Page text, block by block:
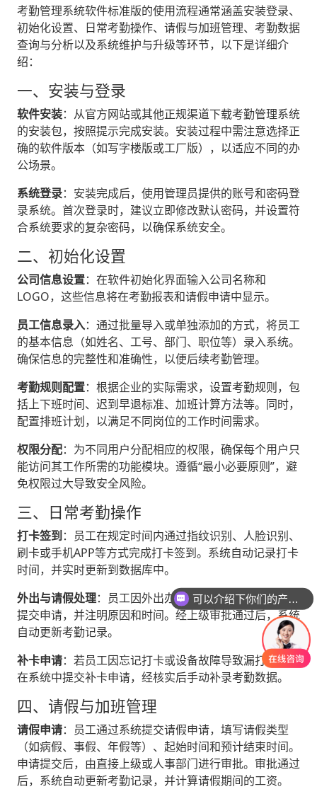
考勤管理系统软件标准版的使用流程通常涵盖安装登录、
初始化设置、日常考勤操作、请假与加班管理、考勤数据
查询与分析以及系统维护与升级等环节，以下是详细介
绍：
一、安装与登录
软件安装‌：从官方网站或其他正规渠道下载考勤管理系统
的安装包，按照提示完成安装。安装过程中需注意选择正
确的软件版本（如写字楼版或工厂版），以适应不同的办
公场景。
系统登录‌：安装完成后，使用管理员提供的账号和密码登
录系统。首次登录时，建议立即修改默认密码，并设置符
合系统要求的复杂密码，以确保系统安全。
二、初始化设置
公司信息设置‌：在软件初始化界面输入公司名称和
LOGO，这些信息将在考勤报表和请假申请中显示。
员工信息录入‌：通过批量导入或单独添加的方式，将员工
的基本信息（如姓名、工号、部门、职位等）录入系统。
确保信息的完整性和准确性，以便后续考勤管理。
考勤规则配置‌：根据企业的实际需求，设置考勤规则，包
括上下班时间、迟到早退标准、加班计算方法等。同时，
配置排班计划，以满足不同岗位的工作时间需求。
权限分配‌：为不同用户分配相应的权限，确保每个用户只
能访问其工作所需的功能模块。遵循“最小必要原则”，避
免权限过大导致安全风险。
三、日常考勤操作
打卡签到‌：员工在规定时间内通过指纹识别、 人脸识别、
刷卡或手机APP等方式完成打卡签到。系统自动记录打卡
时间，并实时更新到数据库中。
外出与请假处理‌：员工因外出办公或请假需提前在系统中
提交申请，并注明原因和时间。经上级审批通过后，系统
自动更新考勤记录。
补卡申请‌：若员工因忘记打卡或设备故障导致漏打卡，可
在系统中提交补卡申请，经核实后手动补录考勤数据。
四、请假与加班管理
请假申请‌：员工通过系统提交请假申请，填写请假类型
（如病假、事假、年假等）、起始时间和预计结束时间。
申请提交后，由直接上级或人事部门进行审批。审批通过
后，系统自动更新考勤记录，并计算请假期间的工资。